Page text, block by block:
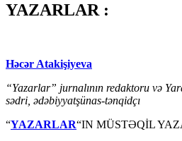
YAZARLAR :
Həcər Atakişiyeva
“Yazarlar” jurnalının redaktoru və
sədri, ədəbiyyatşünas-tənqidçı
“YAZARLAR“IN MÜSTƏQİL